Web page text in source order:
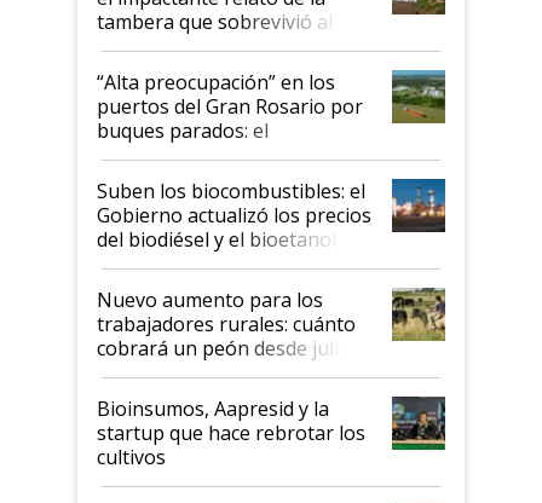
tambera que sobrevivió al
tornado
“Alta preocupación” en los
puertos del Gran Rosario por
buques parados: el
funcionamiento de las
exportadoras en tensión tras
la medida de fuerza de los
prácticos
Suben los biocombustibles: el
Gobierno actualizó los precios
del biodiésel y el bioetanol
Nuevo aumento para los
trabajadores rurales: cuánto
cobrará un peón desde julio
Bioinsumos, Aapresid y la
startup que hace rebrotar los
cultivos